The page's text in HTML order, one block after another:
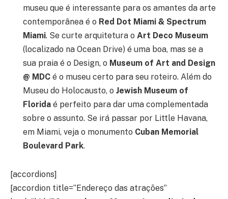
museu que é interessante para os amantes da arte
contemporânea é o Red Dot Miami & Spectrum
Miami. Se curte arquitetura o Art Deco Museum
(localizado na Ocean Drive) é uma boa, mas se a
sua praia é o Design, o Museum of Art and Design
@ MDC é o museu certo para seu roteiro. Além do
Museu do Holocausto, o Jewish Museum of
Florida é perfeito para dar uma complementada
sobre o assunto. Se irá passar por Little Havana,
em Miami, veja o monumento Cuban Memorial
Boulevard Park.
[accordions]
[accordion title=”Endereço das atrações”